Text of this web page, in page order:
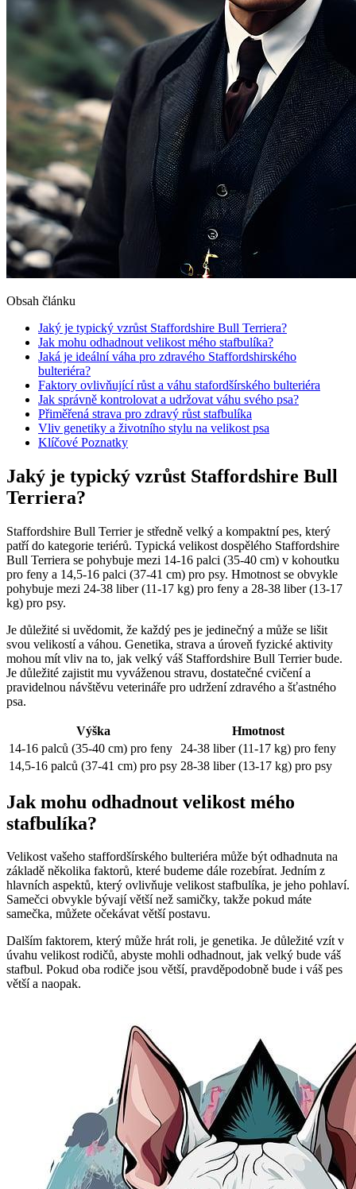
Obsah článku
Jaký je typický vzrůst Staffordshire Bull Terriera?
Jak mohu odhadnout velikost mého stafbulíka?
Jaká je ideální váha pro zdravého Staffordshirského
bulteriéra?
Faktory ovlivňující růst a váhu stafordšírského bulteriéra
Jak správně kontrolovat a udržovat váhu svého psa?
Přiměřená strava pro zdravý růst stafbulíka
Vliv genetiky a životního stylu na velikost psa
Klíčové Poznatky
Jaký je typický vzrůst Staffordshire Bull
Terriera?
Staffordshire Bull Terrier je středně velký a kompaktní pes, který
patří do kategorie teriérů. Typická velikost dospělého Staffordshire
Bull Terriera se pohybuje mezi 14-16 palci (35-40 cm) v kohoutku
pro feny a 14,5-16 palci (37-41 cm) pro psy. Hmotnost se obvykle
pohybuje mezi 24-38 liber (11-17 kg) pro feny a 28-38 liber (13-17
kg) pro psy.
Je důležité si uvědomit, že každý pes je jedinečný a může se lišit
svou velikostí a váhou. Genetika, strava a úroveň fyzické aktivity
mohou mít vliv na to, jak velký váš Staffordshire Bull Terrier bude.
Je důležité zajistit mu vyváženou stravu, dostatečné cvičení a
pravidelnou návštěvu veterináře pro udržení zdravého a šťastného
psa.
Výška
Hmotnost
14-16 palců (35-40 cm) pro feny
24-38 liber (11-17 kg) pro feny
14,5-16 palců (37-41 cm) pro psy 28-38 liber (13-17 kg) pro psy
Jak mohu odhadnout velikost mého
stafbulíka?
Velikost vašeho staffordšírského bulteriéra může být odhadnuta na
základě několika faktorů, které budeme dále rozebírat. Jedním z
hlavních aspektů, který ovlivňuje velikost stafbulíka, je jeho pohlaví.
Samečci obvykle bývají větší než samičky, takže pokud máte
samečka, můžete očekávat větší postavu.
Dalším faktorem, který může hrát roli, je genetika. Je důležité vzít v
úvahu velikost rodičů, abyste mohli odhadnout, jak velký bude váš
stafbul. Pokud oba rodiče jsou větší, pravděpodobně bude i váš pes
větší a naopak.